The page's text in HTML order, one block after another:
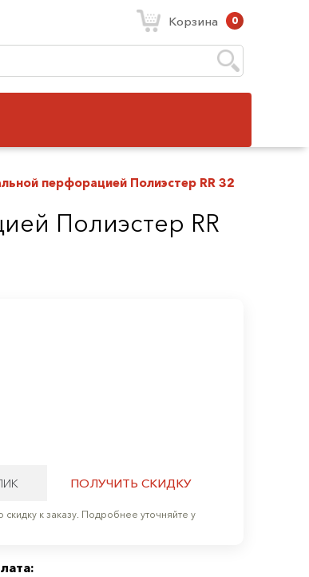
Корзина 0
перфорацией Полиэстер RR 32
Полиэстер RR
ПОЛУЧИТЬ СКИДКУ
к заказу. Подробнее уточняйте у